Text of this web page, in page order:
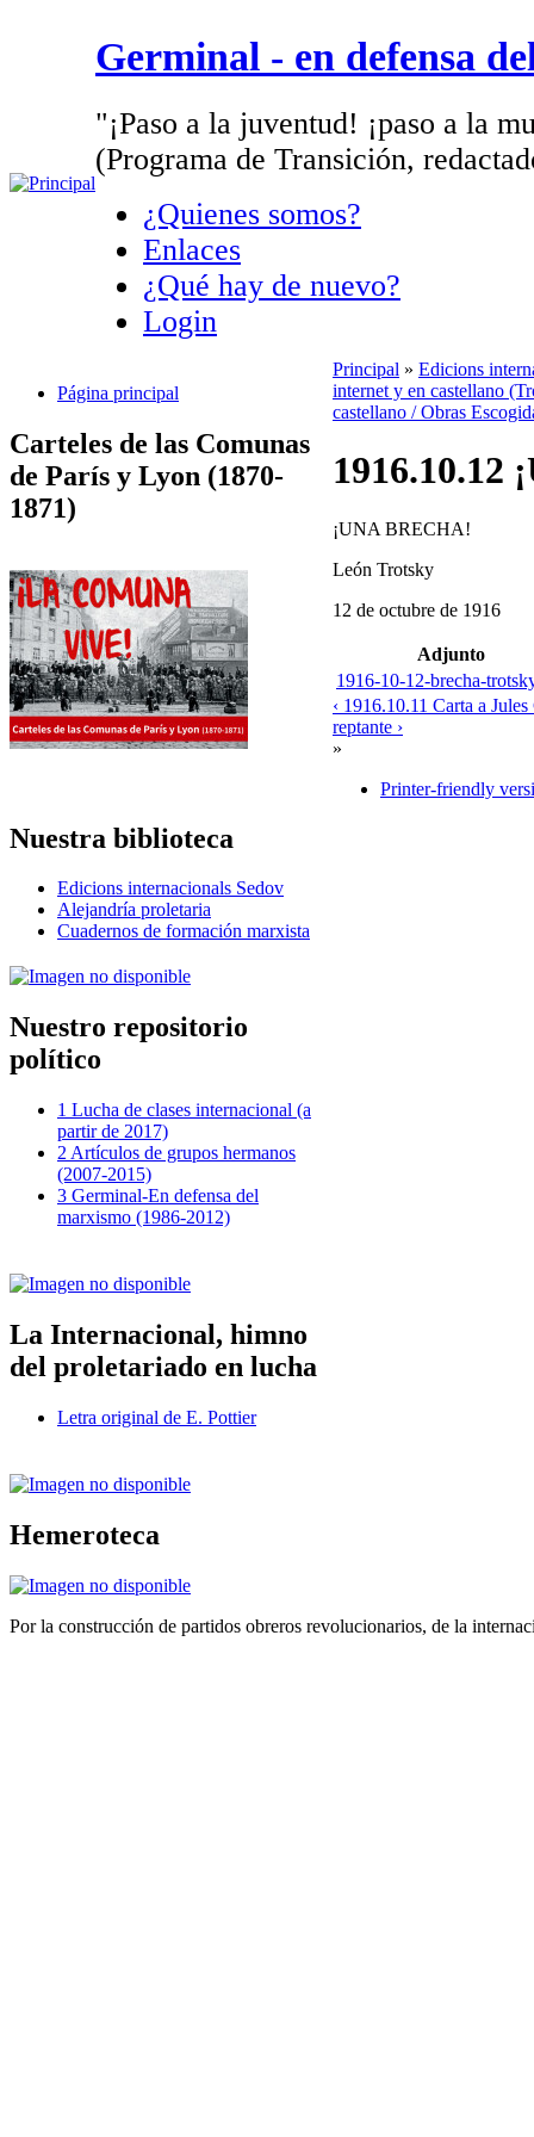
Germinal - en defensa
"¡Paso a la juventud! ¡paso a la
(Programa de Transición,
¿Quienes somos?
Enlaces
¿Qué hay de nuevo?
Login
Página principal
Carteles de las Comunas
de París y Lyon (1870-
1871)
Nuestra biblioteca
Edicions internacionals Sedov
Alejandría proletaria
Cuadernos de formación marxista
Nuestro repositorio
político
1 Lucha de clases internacional (a
partir de 2017)
2 Artículos de grupos hermanos
(2007-2015)
3 Germinal-En defensa del
marxismo (1986-2012)
La Internacional, himno
del proletariado en lucha
Letra original de E. Pottier
Hemeroteca
Principal » Edicions
internet y en castellano
castellano / Obras
1916.10.12
¡UNA BRECHA!
León Trotsky
12 de octubre de 1916
Adjunto
1916-10-12-brecha-
‹ 1916.10.11 Carta a Jules
reptante ›
»
Printer-friendly
Por la construcción de partidos obreros revolucionarios, de la